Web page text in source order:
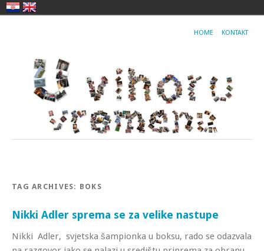
HOME KONTAKT
TAG ARCHIVES: BOKS
Nikki Adler sprema se za velike nastupe
Nikki Adler, svjetska šampionka u boksu, rado se odazvala